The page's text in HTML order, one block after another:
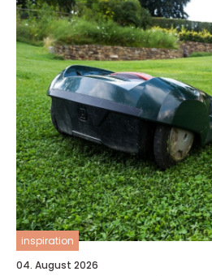
inspiration
04. August 2026